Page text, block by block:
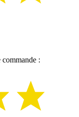
commande :